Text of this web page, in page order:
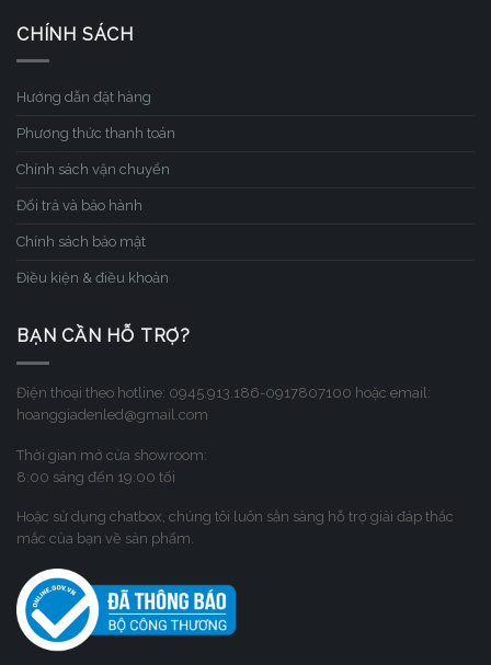
CHÍNH SÁCH
Hướng dẫn đặt hàng
Phương thức thanh toán
Chính sách vận chuyển
Đổi trả và bảo hành
Chính sách bảo mật
Điều kiện & điều khoản
BẠN CẦN HỖ TRỢ?
Điện thoại theo hotline: 0945.913.186-0917807100 hoặc email:
hoanggiadenled@gmail.com
Thời gian mở cửa showroom:
8:00 sáng đến 19:00 tối
Hoặc sử dụng chatbox, chúng tôi luôn sẳn sàng hỗ trợ giải đáp thắc
mắc của bạn về sản phẩm.